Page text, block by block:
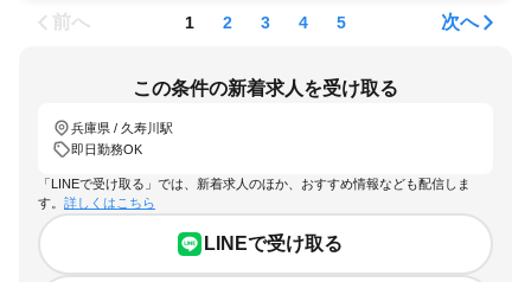
前へ 1 2 3 4 5 次へ
この条件の新着求人を受け取る
兵庫県 / 久寿川駅
即日勤務OK
「LINEで受け取る」では、新着求人のほか、おすすめ情報なども配信しま
す。 詳しくはこちら
LINEで受け取る